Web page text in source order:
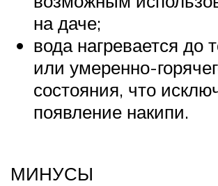
на даче;
вода нагревается до
или умеренно-
состояния, что
появление накипи.
МИНУСЫ